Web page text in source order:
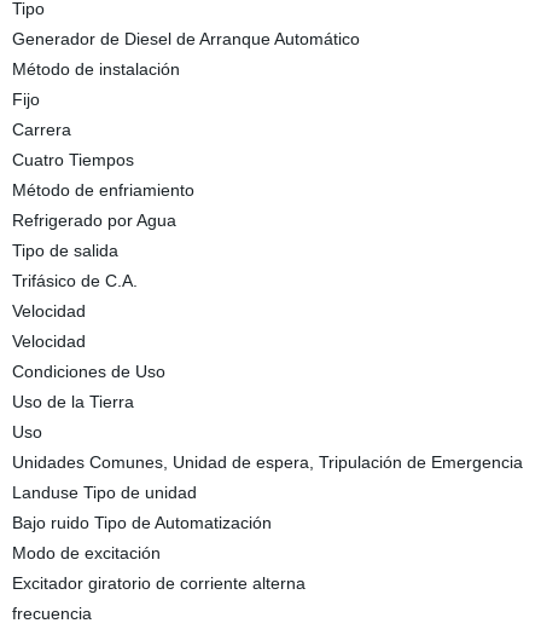
Tipo
Generador de Diesel de Arranque Automático
Método de instalación
Fijo
Carrera
Cuatro Tiempos
Método de enfriamiento
Refrigerado por Agua
Tipo de salida
Trifásico de C.A.
Velocidad
Velocidad
Condiciones de Uso
Uso de la Tierra
Uso
Unidades Comunes, Unidad de espera, Tripulación de Emergencia
Landuse Tipo de unidad
Bajo ruido Tipo de Automatización
Modo de excitación
Excitador giratorio de corriente alterna
frecuencia